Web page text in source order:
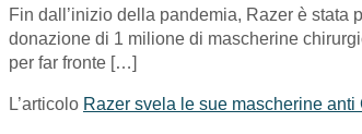
Fin dall’inizio della pandemia, Razer è
donazione di 1 milione di mascherine
per far fronte […]
L’articolo Razer svela le sue mascherine anti